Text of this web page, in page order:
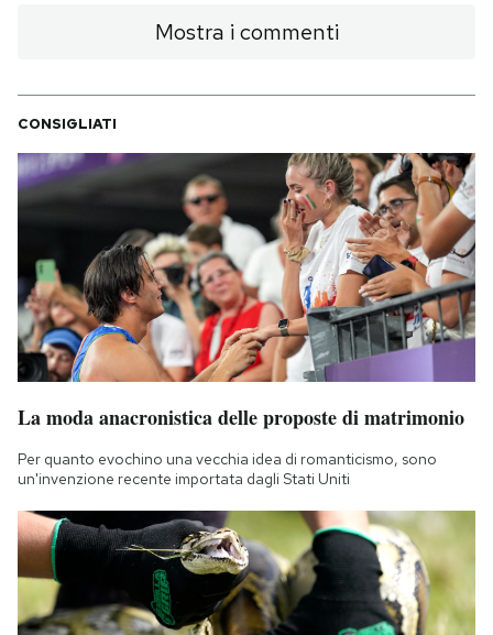
Mostra i commenti
CONSIGLIATI
La moda anacronistica delle proposte di matrimonio
Per quanto evochino una vecchia idea di romanticismo, sono
un'invenzione recente importata dagli Stati Uniti